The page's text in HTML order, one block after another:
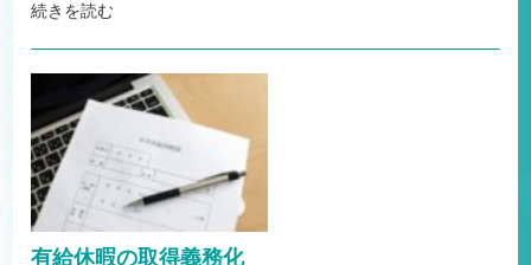
続きを読む
有給休暇の取得義務化